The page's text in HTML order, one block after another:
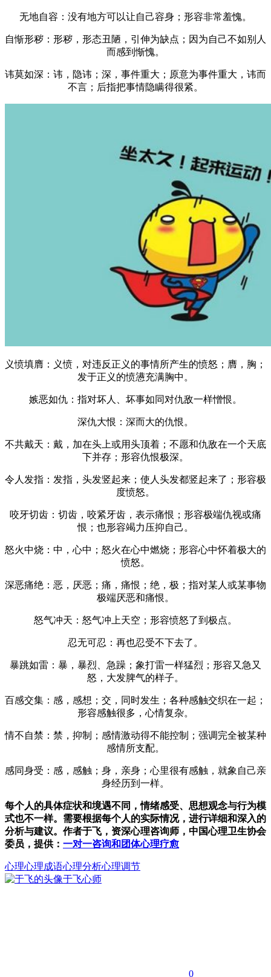
无地自容：没有地方可以让自己容身；形容非常羞愧。
自惭形秽：形秽，形态丑陋，引伸为缺点；因为自己不如别人
而感到惭愧。
讳莫如深：讳，隐讳；深，事件重大；原意为事件重大，讳而
不言；后指把事情隐瞒得很紧。
义愤填膺：义愤，对违反正义的事情所产生的愤怒；膺，胸；
发于正义的愤懑充满胸中。
嫉恶如仇：指对坏人、坏事如同对仇敌一样憎恨。
深仇大恨：深而大的仇恨。
不共戴天：戴，加在头上或用头顶着；不愿和仇敌在一个天底
下并存；形容仇恨极深。
令人发指：发指，头发竖起来；使人头发都竖起来了；形容极
度愤怒。
咬牙切齿：切齿，咬紧牙齿，表示痛恨；形容极端仇视或痛
恨；也形容竭力压抑自己。
怒火中烧：中，心中；怒火在心中燃烧；形容心中怀着极大的
愤怒。
深恶痛绝：恶，厌恶；痛，痛恨；绝，极；指对某人或某事物
极端厌恶和痛恨。
怒气冲天：怒气冲上天空；形容愤怒了到极点。
忍无可忍：再也忍受不下去了。
暴跳如雷：暴，暴烈、急躁；象打雷一样猛烈；形容又急又
怒，大发脾气的样子。
百感交集：感，感想；交，同时发生；各种感触交织在一起；
形容感触很多，心情复杂。
情不自禁：禁，抑制；感情激动得不能控制；强调完全被某种
感情所支配。
感同身受：感，感触；身，亲身；心里很有感触，就象自己亲
身经历到一样。
每个人的具体症状和境遇不同，情绪感受、思想观念与行为模
式也不一样。需要根据每个人的实际情况，进行详细和深入的
分析与建议。作者于飞，资深心理咨询师，中国心理卫生协会
委员，提供： 一对一咨询和团体心理疗愈
心理心理成语心理分析心理调节
于飞心师
0